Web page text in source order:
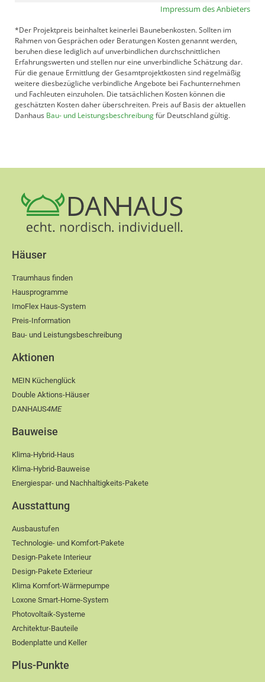
Impressum des Anbieters
*Der Projektpreis beinhaltet keinerlei Baunebenkosten. Sollten im
Rahmen von Gesprächen oder Beratungen Kosten genannt werden,
beruhen diese lediglich auf unverbindlichen durchschnittlichen
Erfahrungswerten und stellen nur eine unverbindliche Schätzung dar.
Für die genaue Ermittlung der Gesamtprojektkosten sind regelmäßig
weitere diesbezügliche verbindliche Angebote bei Fachunternehmen
und Fachleuten einzuholen. Die tatsächlichen Kosten können die
geschätzten Kosten daher überschreiten. Preis auf Basis der aktuellen
Danhaus Bau- und Leistungsbeschreibungfür Deutschland gültig.
Häuser
Traumhaus finden
Hausprogramme
ImoFlex Haus-System
Preis-Information
Bau- und Leistungsbeschreibung
Aktionen
MEIN Küchenglück
Double Aktions-Häuser
DANHAUS4ME
Bauweise
Klima-Hybrid-Haus
Klima-Hybrid-Bauweise
Energiespar- und Nachhaltigkeits-Pakete
Ausstattung
Ausbaustufen
Technologie- und Komfort-Pakete
Design-Pakete Interieur
Design-Pakete Exterieur
Klima Komfort-Wärmepumpe
Loxone Smart-Home-System
Photovoltaik-Systeme
Architektur-Bauteile
Bodenplatte und Keller
Plus-Punkte